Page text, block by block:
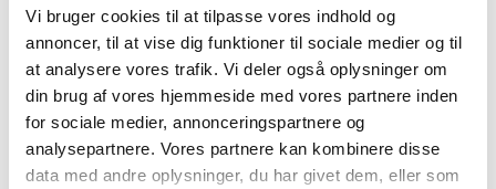
Vi bruger cookies til at tilpasse vores indhold og
annoncer, til at vise dig funktioner til sociale medier og til
at analysere vores trafik. Vi deler også oplysninger om
din brug af vores hjemmeside med vores partnere inden
for sociale medier, annonceringspartnere og
analysepartnere. Vores partnere kan kombinere disse
data med andre oplysninger, du har givet dem, eller som
han var alt for national. Men dermed ser man bort fra, at
demokrati og geografi hang uløseligt sammen i 1848.
Kernespørgsmålet var: Hvilken statsform skulle udgøre
rammen om den nye styreform? Grundtvig var især optaget
af statsformen, altså af det geopolitiske spørgsmål. I en tale
den 14. marts 1848 tog han afstand fra de nationalliberales
krav om, at hele Slesvig skulle indlemmes i Danmark, altså